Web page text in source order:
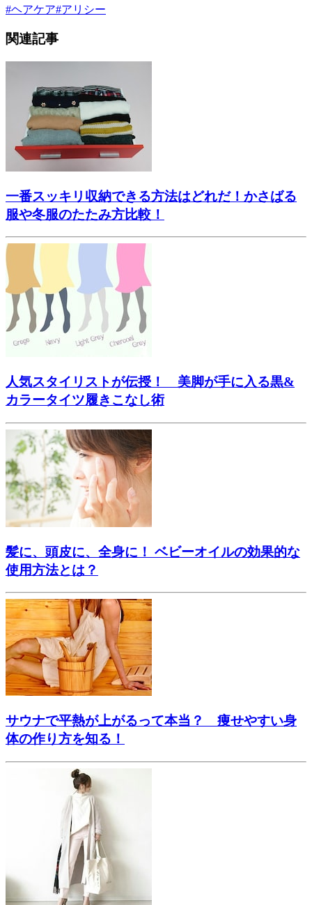
#ヘアケア#アリシー
関連記事
一番スッキリ収納できる方法はどれだ！かさばる
服や冬服のたたみ方比較！
人気スタイリストが伝授！ 美脚が手に入る黒&
カラータイツ履きこなし術
髪に、頭皮に、全身に！ ベビーオイルの効果的な
使用方法とは？
サウナで平熱が上がるって本当？ 痩せやすい身
体の作り方を知る！